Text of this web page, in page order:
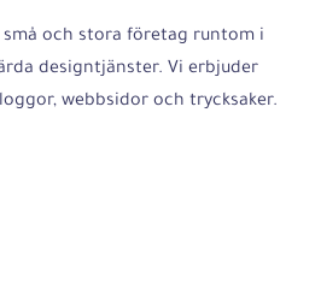
och stora företag runtom i
designtjänster. Vi erbjuder
webbsidor och trycksaker.